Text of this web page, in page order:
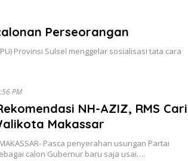
Perseorangan
Provinsi Sulsel menggelar sosialisasi tata cara
PM
NH-AZIZ, RMS Cari
Makassar
MAKASSAR- Pasca penyerahan usungan Partai
calon Gubernur baru saja usai….